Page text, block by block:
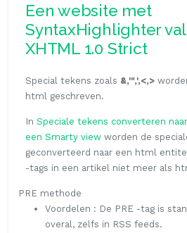
Een website met
SyntaxHighlighter
XHTML 1.0 Strict
Special tekens zoals &,'",',<,>
html geschreven.
In Speciale tekens converteren
een Smarty view worden de
geconverteerd naar een html
-tags in een artikel niet meer als
PRE methode
Voordelen : De PRE -tag is
overal, zelfs in RSS feeds.